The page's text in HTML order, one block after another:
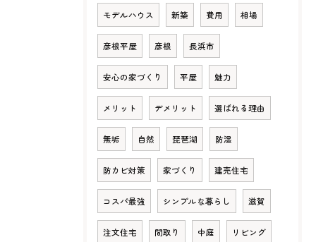
モデルハウス 新築 費用 相場
彦根平屋 彦根 長浜市
安心の家づくり 平屋 魅力
メリット デメリット 選ばれる理由
無垢 自然 琵琶湖 防湿
防カビ対策 家づくり 建売住宅
コスパ最強 シンプルな暮らし 滋賀
注文住宅 間取り 中庭 リビング